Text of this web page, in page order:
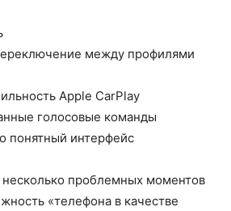
между профилями
Apple CarPlay
голосовые команды
понятный интерфейс
проблемных моментов
«телефона в качестве